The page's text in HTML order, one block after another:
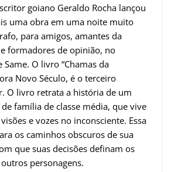
goiano Geraldo Rocha lançou
uma obra em uma noite muito
para amigos, amantes da
formadores de opinião, no
Same. O livro “Chamas da
Novo Século, é o terceiro
O livro retrata a história de um
família de classe média, que vive
e vozes no inconsciente. Essa
os caminhos obscuros de sua
que suas decisões definam os
personagens.